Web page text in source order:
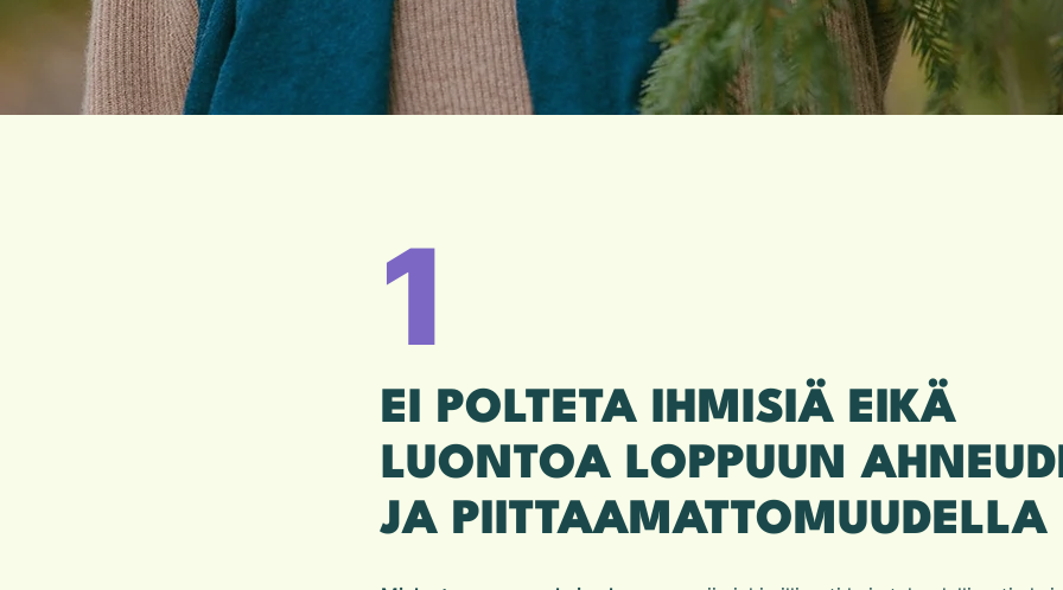
1
EI POLTETA IHMISIÄ EIKÄ
LUONTOA LOPPUUN
JA PIITTAAMATTOMUUDELLA